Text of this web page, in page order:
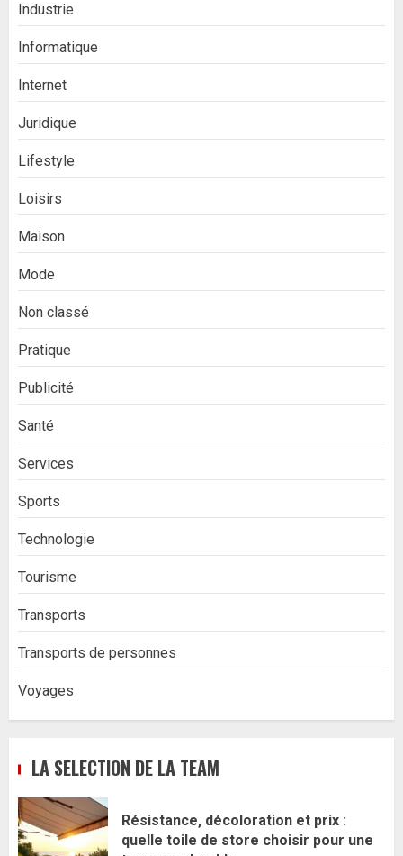
Industrie
Informatique
Internet
Juridique
Lifestyle
Loisirs
Maison
Mode
Non classé
Pratique
Publicité
Santé
Services
Sports
Technologie
Tourisme
Transports
Transports de personnes
Voyages
LA SELECTION DE LA TEAM
Résistance, décoloration et prix :
quelle toile de store choisir pour une